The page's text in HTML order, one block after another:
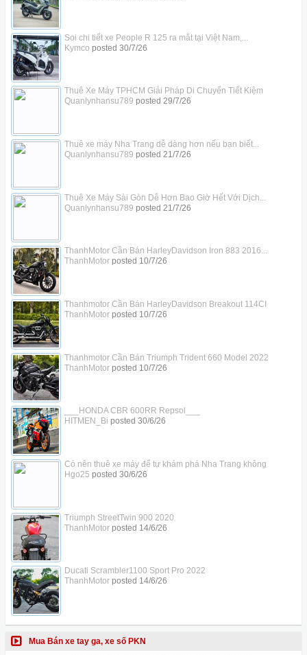
Soi chi tiết xe People R 125 ra mắt tại Việt Nam,...
Kymco posted 30/7/26
Thuê Xe Máy TPHCM Giải Pháp Di Chuyển Tiết Kiệm
Quanlynhansu789 posted 29/7/26
Thuê xe máy Nha Trang dễ dàng hơn nếu bạn biết...
Quanlynhansu789 posted 21/7/26
Thuê Xe Máy Sài Gòn Dễ Hơn Bao Giờ Hết Với Dịch...
Quanlynhansu789 posted 21/7/26
ThanhMotor Cần Bán HarleyDavidson Iron 883 2016...
ThanhMotorposted 10/7/26
Thanhmotor Cần Bán HarleyDavidson Breakout 114CI
ThanhMotorposted 10/7/26
Thanhmotor Cần Bán Triumph Trident 660 Model 2022
ThanhMotorposted 10/7/26
___HONDA CBR 600RR Repsol___
HITMEN_Bi posted 30/6/26
Có nên thuê xe máy để tự khám phá Nha Trang không
Hgo25 posted 30/6/26
Triumph StreetTwin 900 2020
ThanhMotorposted 14/6/26
Ducati Scrambler1100 Sport Pro 2022
ThanhMotorposted 14/6/26
Mua Bán xe tay ga, xe số PKN